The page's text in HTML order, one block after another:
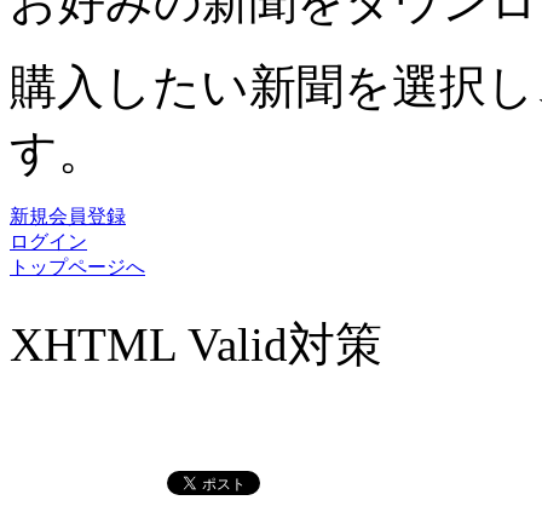
購入したい新聞を選択
す。
新規会員登録
ログイン
トップページへ
XHTML Valid対策